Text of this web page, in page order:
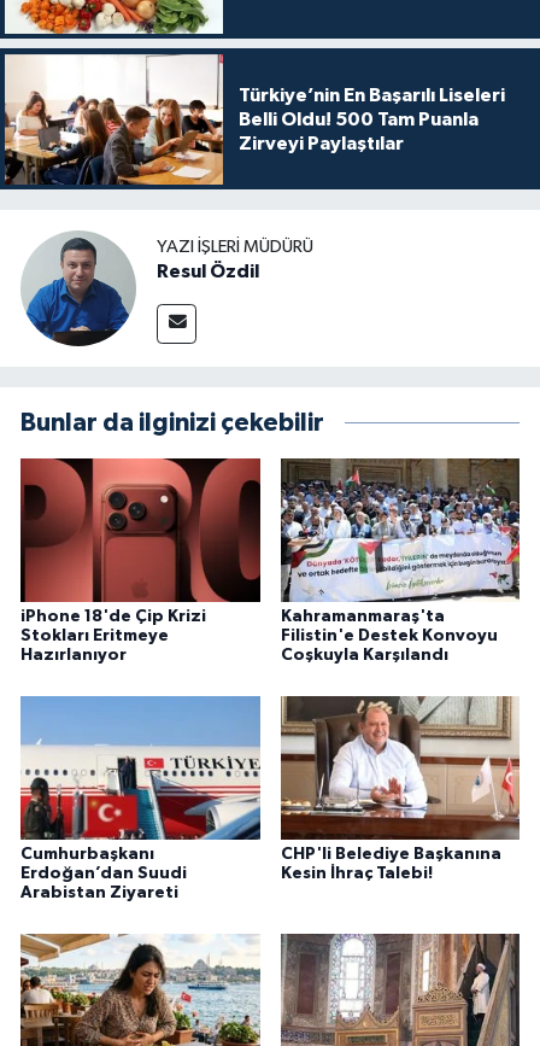
Türkiye’nin En Başarılı Liseleri
Belli Oldu! 500 Tam Puanla
Zirveyi Paylaştılar
YAZI İŞLERI MÜDÜRÜ
Resul Özdil
Bunlar da ilginizi çekebilir
iPhone 18'de Çip Krizi
Stokları Eritmeye
Hazırlanıyor
Kahramanmaraş'ta
Filistin'e Destek Konvoyu
Coşkuyla Karşılandı
Cumhurbaşkanı
Erdoğan’dan Suudi
Arabistan Ziyareti
CHP'li Belediye Başkanına
Kesin İhraç Talebi!